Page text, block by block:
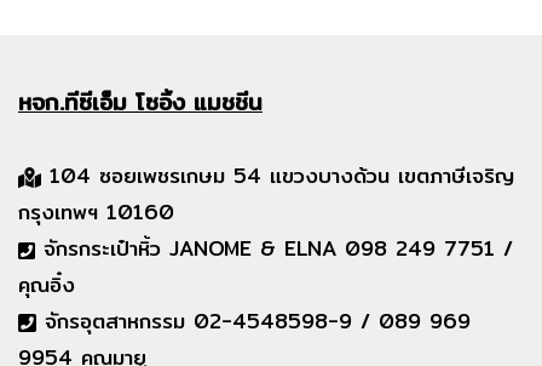
หจก.ทีซีเอ็มโซอิ้ง แมชชีน
104 ซอยเพชรเกษม 54 แขวงบางด้วน เขตภาษีเจริญ
กรุงเทพฯ 10160
จักรกระเป๋าหิ้ว JANOME & ELNA 098 249 7751 /
คุณอิ๋ง
จักรอุตสาหกรรม 02-4548598-9 / 089 969
9954 คุณมายู